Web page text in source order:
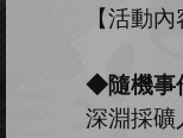
【活動
◆隨機事
深淵採礦